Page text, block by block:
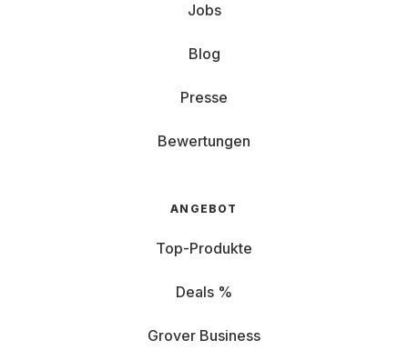
Jobs
Blog
Presse
Bewertungen
ANGEBOT
Top-Produkte
Deals %
Grover Business